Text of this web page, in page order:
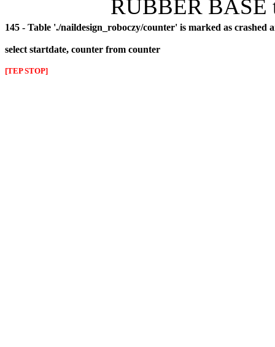
RUBBER BASE
145 - Table './naildesign_roboczy/counter' is marked as crashed
select startdate, counter from counter
[TEP STOP]